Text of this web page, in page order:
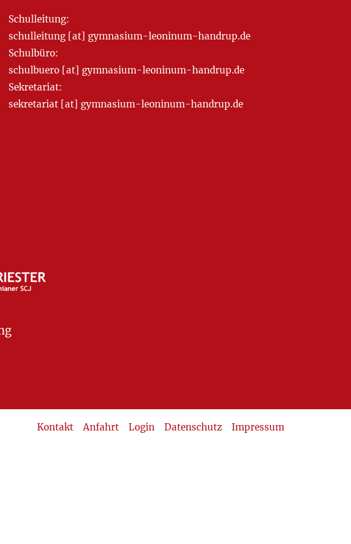
Schulleitung:
schulleitung [at] gymnasium-leoninum-handrup.de
Schulbüro:
schulbuero [at] gymnasium-leoninum-handrup.de
Sekretariat:
sekretariat [at] gymnasium-leoninum-handrup.de
Kontakt Anfahrt Login Datenschutz Impressum